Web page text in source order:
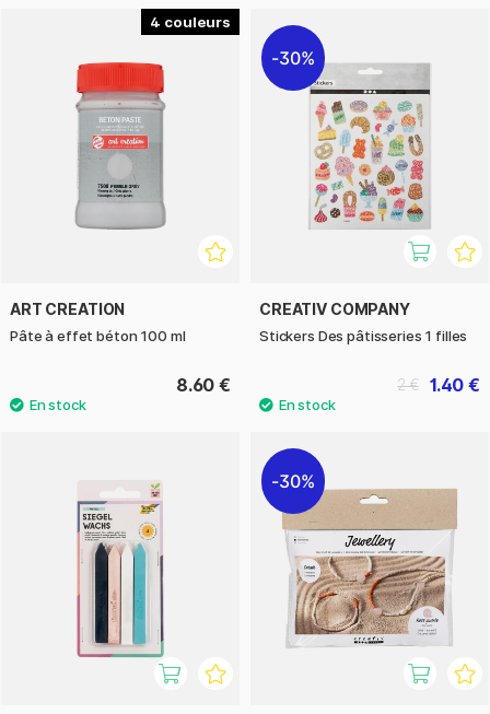
4
ART CREATION
Pâte à effet béton 100 ml
8.60 €
30%
CREATIV COMPANY
Stickers Des pâtisseries 1 filles
1.40 €
2 €
30%